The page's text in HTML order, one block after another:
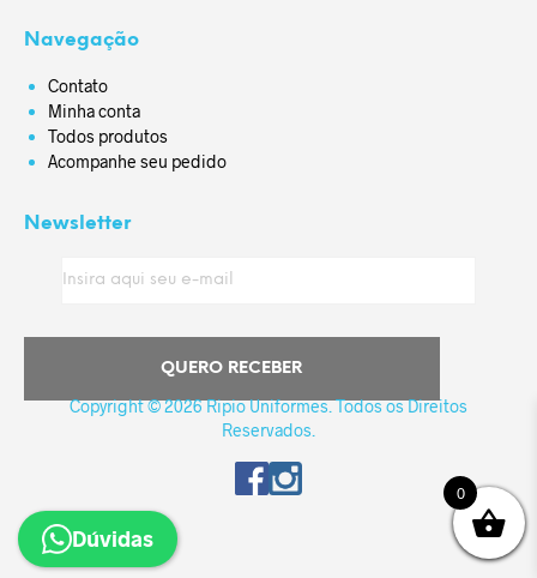
Navegação
Contato
Minha conta
Todos produtos
Acompanhe seu pedido
Newsletter
Copyright © 2026 Ripio Uniformes. Todos os Direitos
Reservados.
0
Dúvidas